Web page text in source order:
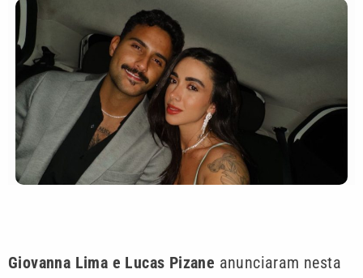
Giovanna Lima e Lucas Pizane anunciaram nesta